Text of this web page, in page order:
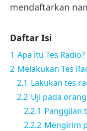
mendaftarkan
Daftar Isi
1 Apa itu Tes Radio?
2 Melakukan Tes
2.1 Lakukan tes
2.2 Uji pada
2.2.1 Panggilan
2.2.2 Mengirim